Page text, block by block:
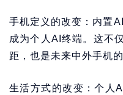
手机定义的改变：内置
成为个人AI终端。这不
距，也是未来中外手机的
生活方式的改变：个人